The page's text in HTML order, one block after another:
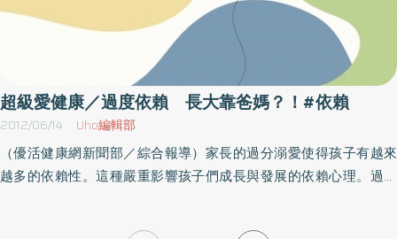
吧？這些人之所以「無糖不歡」，或許正是因為缺鐵所致。一旦確
定體內缺鐵，便可多吃富含鐵質的食材（如牡蠣、大豆、燕麥、杏
仁、馬鈴薯、肉類、全麥麵包、胡蘿蔔、南瓜等），或服用鐵質補
充劑等營養食品來補充鐵質，這正是擺脫糖質成癮的第一步。（本
文摘自／少吃點藥，血糖值照樣穩妥當／方舟文化）
過度的撒嬌，界線究竟在哪裡呢？假設，有個家庭有三兄弟。當中
只有一個人，總是黏著母親撒嬌。對於那個愛撒嬌的孩子，寇哈特
認為「內心應該是缺少了什麼吧」。很可能是哥哥在弟弟出生後，
出現短暫感覺母愛不足；又或許不知不覺認為只有自己被冷落，產
生一種疏離感。寇哈特認為並非是以母親的角度看來「愛是否足
夠」，而是觀察每個孩子主觀的感受，客觀地做判斷。就算雙親認
為：「沒有那回事，我們很公平對待每一個孩子」，但試著想像小
孩子在妹妹或弟弟出生後的心情，大家就可以理解，他們暫時「變
眠藥高達3億2700萬顆，但安眠藥吃多了恐怕會產生依賴性，甚至
越吃越多，對此，臺北慈濟醫院身心醫學科李嘉富醫師表示，有些
患者的失眠是自律神經失調所導致的，透過科學的心律變異分析儀
找出失眠的原因，對症下藥，才能夜夜好眠 遠離藥物依賴 好眠3原
則助睡許多失眠的患者習慣服用安眠藥，但醫師強調安眠藥不是不
能用，而是使用方法必須正確，單獨使用安眠藥不是最好的方式，
除了藥物治療之外，他提出健康吃、安心睡、快樂動的3大好眠原
則，如此一來，無需依賴藥物，也能擁有良好的睡眠品質。1）健康
的前驅物質色胺，有誘發睡眠的功能，可以多加攝取。2）安心睡／
超級愛健康／過度依賴 長大靠爸媽？！#依賴
2012/06/14 Uho編輯部
（優活健康網新聞部／綜合報導）家長的過分溺愛使得孩子有越來
越多的依賴性。這種嚴重影響孩子們成長與發展的依賴心理。過度